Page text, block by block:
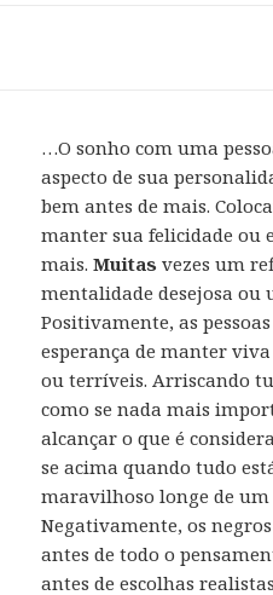
…O sonho com uma
aspecto de sua
bem antes de mais.
manter sua felicidade ou
mais.Muitas vezes um
mentalidade desejosa ou
Positivamente, as
esperança de manter
ou terríveis. Arriscando
como se nada mais
alcançar o que é
se acima quando tudo
maravilhoso longe de um
Negativamente, os
antes de todo o
antes de escolhas